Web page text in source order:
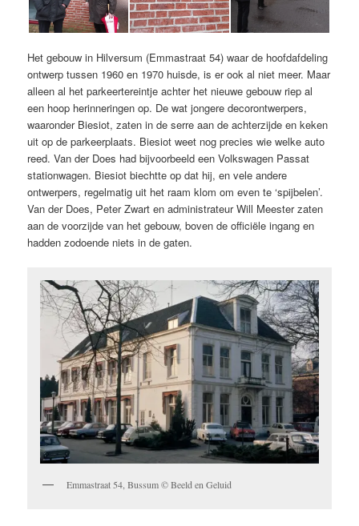
Het gebouw in Hilversum (Emmastraat 54) waar de hoofdafdeling
ontwerp tussen 1960 en 1970 huisde, is er ook al niet meer. Maar
alleen al het parkeertereintje achter het nieuwe gebouw riep al
een hoop herinneringen op. De wat jongere decorontwerpers,
waaronder Biesiot, zaten in de serre aan de achterzijde en keken
uit op de parkeerplaats. Biesiot weet nog precies wie welke auto
reed. Van der Does had bijvoorbeeld een Volkswagen Passat
stationwagen. Biesiot biechtte op dat hij, en vele andere
ontwerpers, regelmatig uit het raam klom om even te ‘spijbelen’.
Van der Does, Peter Zwart en administrateur Will Meester zaten
aan de voorzijde van het gebouw, boven de officiële ingang en
hadden zodoende niets in de gaten.
Emmastraat 54, Bussum © Beeld en Geluid